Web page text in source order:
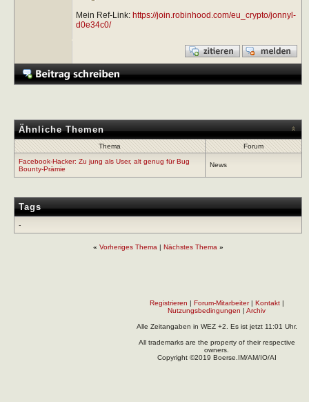
Mein Ref-Link: https://join.robinhood.com/eu_crypto/jonnyl-
d0e34c0/
Ähnliche Themen
Thema
Forum
Facebook-Hacker: Zu jung als User, alt genug für Bug
Bounty-Prämie
News
Tags
-
« Vorheriges Thema | Nächstes Thema »
Registrieren | Forum-Mitarbeiter| Kontakt|
Nutzungsbedingungen | Archiv
Alle Zeitangaben in WEZ +2. Es ist jetzt 11:01 Uhr.
All trademarks are the property of their respective
owners.
Copyright ©2019 Boerse.IM/AM/IO/AI